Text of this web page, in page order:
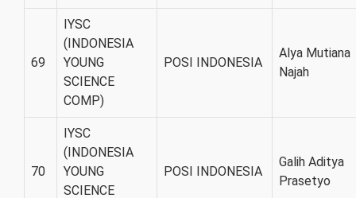
69
IYSC
(INDONESIA
YOUNG
SCIENCE
COMP)
POSI INDONESIA
Alya Mutiana
Najah
70
IYSC
(INDONESIA
YOUNG
SCIENCE
POSI INDONESIA
Galih Aditya
Prasetyo